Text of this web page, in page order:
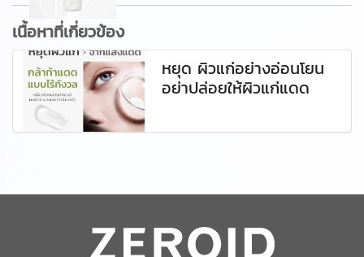
เนื้อหาที่เกี่ยวข้อง
หยุด ผิวแก่อย่างอ่อนโยน
อย่าปล่อยให้ผิวแก่แดด